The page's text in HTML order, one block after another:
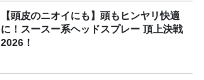
【頭皮のニオイにも】頭もヒンヤリ快適
に！スースー系ヘッドスプレー 頂上決戦
2026！